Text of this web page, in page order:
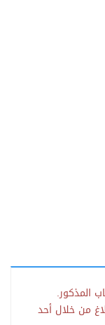
المذكور.
من خلال أحد